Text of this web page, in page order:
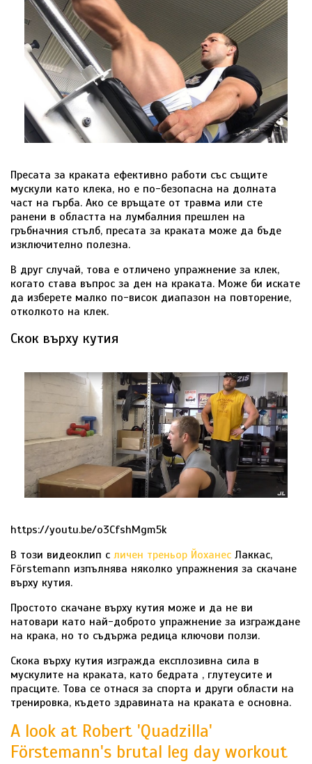
Пресата за краката ефективно работи със същите
мускули като клека, но е по-безопасна на долната
част на гърба. Ако се връщате от травма или сте
ранени в областта на лумбалния прешлен на
гръбначния стълб, пресата за краката може да бъде
изключително полезна.
В друг случай, това е отличено упражнение за клек,
когато става въпрос за ден на краката. Може би искате
да изберете малко по-висок диапазон на повторение,
отколкото на клек.
Скок върху кутия
https://youtu.be/o3CfshMgm5k
В този видеоклип с личен треньор Йоханес Лаккас,
Förstemann изпълнява няколко упражнения за скачане
върху кутия.
Простото скачане върху кутия може и да не ви
натовари като най-доброто упражнение за изграждане
на крака, но то съдържа редица ключови ползи.
Скока върху кутия изгражда експлозивна сила в
мускулите на краката, като бедрата , глутеусите и
прасците. Това се отнася за спорта и други области на
тренировка, където здравината на краката е основна.
A look at Robert 'Quadzilla'
Förstemann's brutal leg day workout